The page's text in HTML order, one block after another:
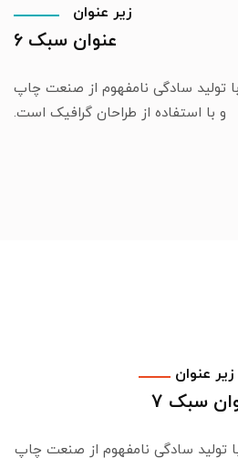
زیر عنوان
عنوان سبک 6
تولید سادگی نامفهوم از صنعت چاپ
و با استفاده از طراحان گرافیک است.
زیر عنوان
سبک 7
تولید سادگی نامفهوم از صنعت چاپ